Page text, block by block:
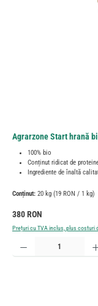
Agrarzone Start hrană
100% bio
Conținut ridicat de
Ingrediente de înaltă
Conținut: 20 kg (19 RON / 1 kg)
Preț obișnuit:
380 RON
Prețuri cu TVA inclus, plus costuri
Cantitate produs: Introduceți